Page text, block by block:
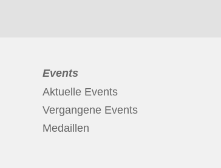
Events
Aktuelle Events
Vergangene Events
Medaillen